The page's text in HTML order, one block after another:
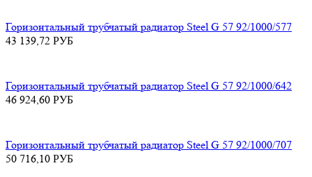
Горизонтальный трубчатый радиатор Steel G 57 92/1000/577
43 139,72 РУБ
Горизонтальный трубчатый радиатор Steel G 57 92/1000/642
46 924,60 РУБ
Горизонтальный трубчатый радиатор Steel G 57 92/1000/707
50 716,10 РУБ